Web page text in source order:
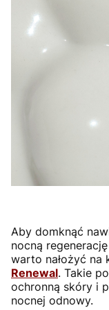
Aby domknąć
nocną
warto nałożyć na
Renewal. Takie
ochronną skóry i
nocnej odnowy.